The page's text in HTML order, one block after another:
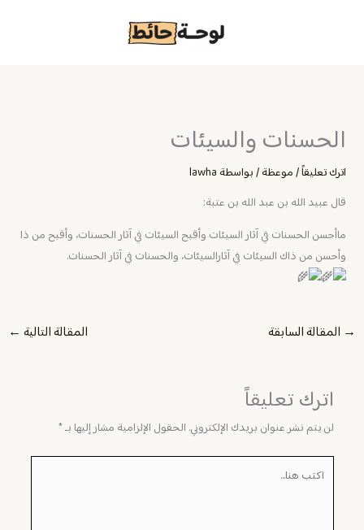
الحسنات والسيئات
اترك تعليقاً/موعظة/ بواسطة lawha
قال عبيد الله بن عبد الله بن عتبة:
ماأحسن الحسنات في آثار السيئات وأقبح السيئات في آثار الحسنات، وأقبح من ذا
وأحسن من ذاك السيئات في آثارالسيئات، والحسنات في آثار الحسنات.
→ المقالة السابقة المقالة التالية ←
اترك تعليقاً
لن يتم نشر عنوان بريدك الإلكتروني. الحقول الإلزامية مشار إليها بـ*